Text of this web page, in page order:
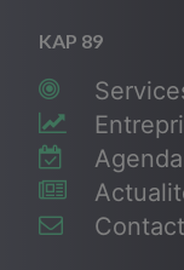
KAP 89
Agenda
Contact